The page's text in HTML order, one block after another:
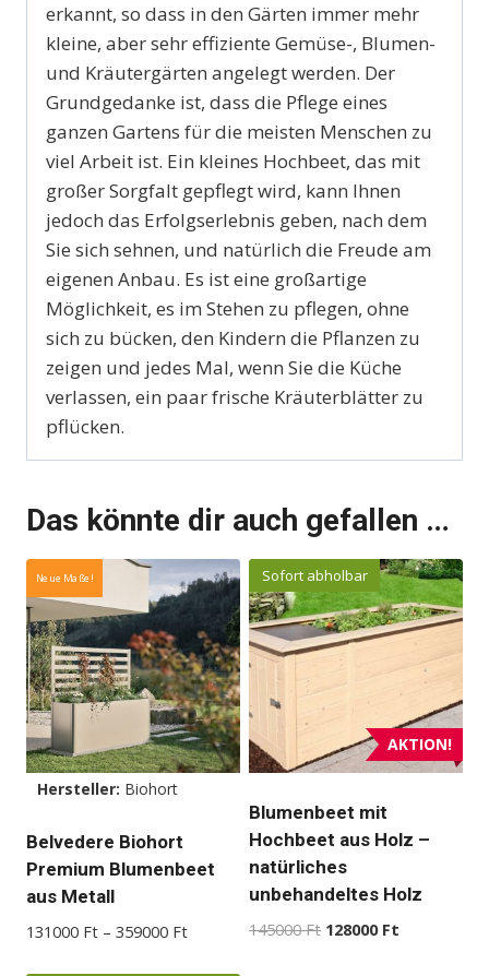
erkannt, so dass in den Gärten immer mehr
kleine, aber sehr effiziente Gemüse-, Blumen-
und Kräutergärten angelegt werden. Der
Grundgedanke ist, dass die Pflege eines
ganzen Gartens für die meisten Menschen zu
viel Arbeit ist. Ein kleines Hochbeet, das mit
großer Sorgfalt gepflegt wird, kann Ihnen
jedoch das Erfolgserlebnis geben, nach dem
Sie sich sehnen, und natürlich die Freude am
eigenen Anbau. Es ist eine großartige
Möglichkeit, es im Stehen zu pflegen, ohne
sich zu bücken, den Kindern die Pflanzen zu
zeigen und jedes Mal, wenn Sie die Küche
verlassen, ein paar frische Kräuterblätter zu
pflücken.
Das könnte dir auch gefallen …
Neue Maße!
Hersteller: Biohort
Belvedere Biohort
Premium Blumenbeet
aus Metall
131000 Ft – 359000 FtPreisspanne:
AKTION!
Sofort abholbar
Blumenbeet mit
Hochbeet aus Holz –
natürliches
unbehandeltes Holz
145000Ft Ursprünglicher
128000 Ft